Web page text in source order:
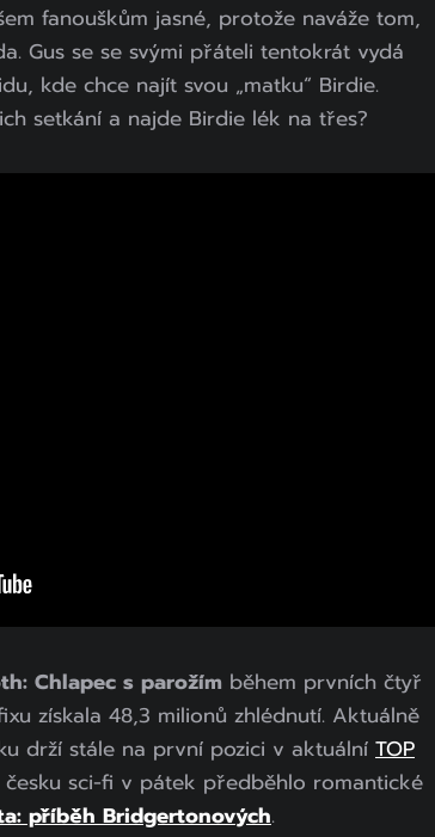
fanouškům jasné, protože naváže tom,
Gus se se svými přáteli tentokrát vydá
kde chce najít svou „matku“ Birdie.
setkání a najde Birdie lék na třes?
Chlapec s parožím během prvních čtyř
získala 48,3 milionů zhlédnutí. Aktuálně
drží stále na první pozici v aktuální TOP
česku sci-fi v pátek předběhlo romantické
příběh Bridgertonových.